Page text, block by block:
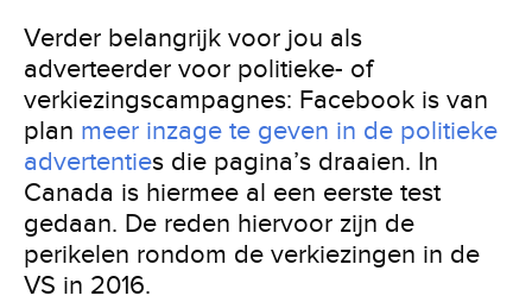
Verder belangrijk voor jou als
adverteerder voor politieke- of
verkiezingscampagnes: Facebook is van
plan meer inzage te geven in de politieke
advertenties die pagina’s draaien. In
Canada is hiermee al een eerste test
gedaan. De reden hiervoor zijn de
perikelen rondom de verkiezingen in de
VS in 2016.